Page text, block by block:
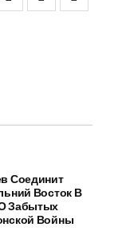
Соединит
Восток В
Забытых
Войны